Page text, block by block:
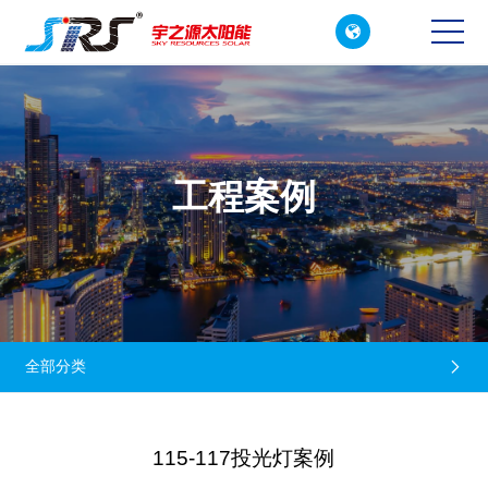

CN
EN
工程案例
全部分类 
115-117投光灯案例